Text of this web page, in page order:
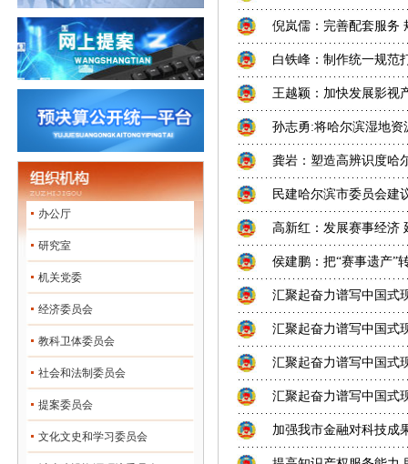
办公厅
研究室
机关党委
经济委员会
教科卫体委员会
社会和法制委员会
提案委员会
文化文史和学习委员会
倪岚儒：完善配套服务
白铁峰：制作统一规范
王越颖：加快发展影视
孙志勇:将哈尔滨湿地
龚岩：塑造高辨识度哈
民建哈尔滨市委员会建
高新红：发展赛事经济
侯建鹏：把“赛事遗产”
汇聚起奋力谱写中国式
汇聚起奋力谱写中国式
汇聚起奋力谱写中国式
汇聚起奋力谱写中国式
加强我市金融对科技成